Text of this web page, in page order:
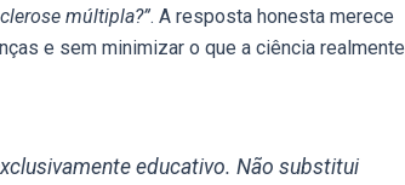
múltipla?”. A resposta honesta merece
e sem minimizar o que a ciência realmente
educativo. Não substitui